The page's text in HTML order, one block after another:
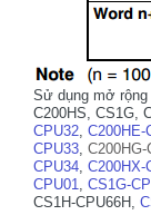
Sử dụng mở rộng
C200HS, CS1G,
CPU32, C200HE-
CPU33, C200HG-
CPU34, C200HX-
CPU01, CS1G-
CS1H-CPU66H,